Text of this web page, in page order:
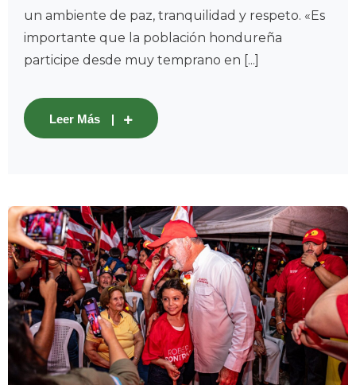
un ambiente de paz, tranquilidad y respeto. «Es
importante que la población hondureña
participe desde muy temprano en [...]
Leer Más